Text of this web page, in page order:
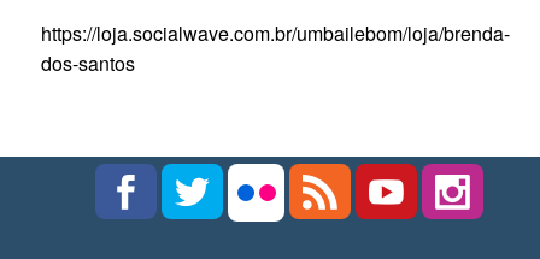
https://loja.socialwave.com.br/umbailebom/loja/brenda-
dos-santos